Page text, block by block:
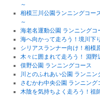
～
相模三川公園ランニングコー
～
海老名運動公園 ランニングコ
海へ向かって走ろう！境川下
シリアスランナー向け！相模
木々に囲まれて走ろう！ 淵野
俣野公園 ランニングコース
川とのふれあい公園 ランニン
さむかわ中央公園 ランニング
木陰を気持ちよく走ろう！祖